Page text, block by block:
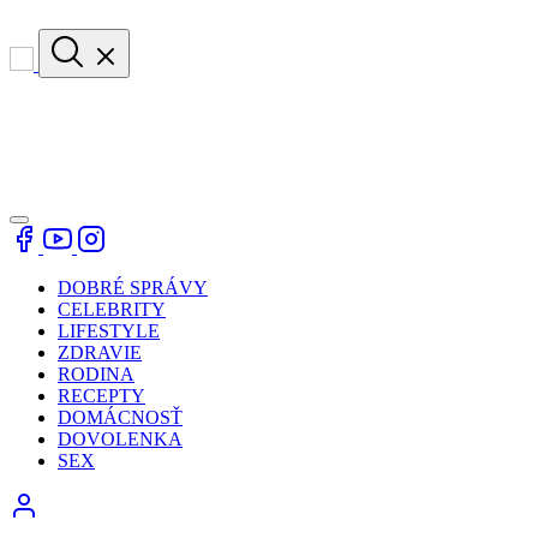
DOBRÉ SPRÁVY
CELEBRITY
LIFESTYLE
ZDRAVIE
RODINA
RECEPTY
DOMÁCNOSŤ
DOVOLENKA
SEX